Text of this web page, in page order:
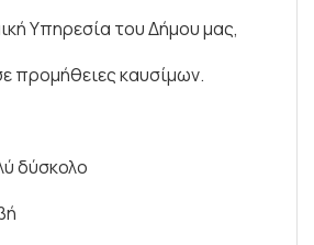
Υπηρεσία του Δήμου μας,
προμήθειες καυσίμων.
δύσκολο